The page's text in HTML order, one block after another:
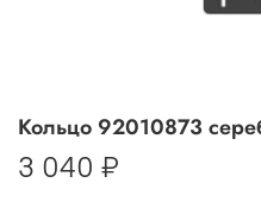
Кольцо 92010873
3 040 ₽